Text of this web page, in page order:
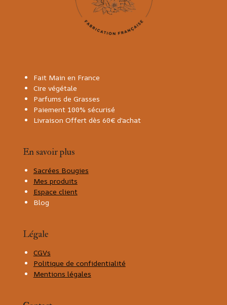
Fait Main en France
Cire végétale
Parfums de Grasses
Paiement 100% sécurisé
Livraison Offert dès 60€ d'achat
En savoir plus
Sacrées Bougies
Mes produits
Espace client
Blog
Légale
CGVs
Politique de confidentialité
Mentions légales